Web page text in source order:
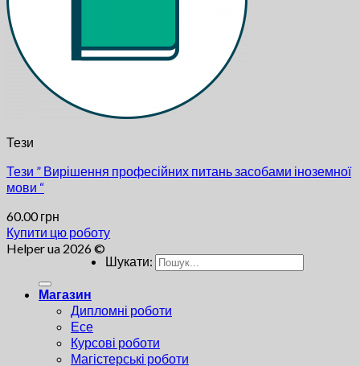
Тези
Тези ” Вирішення професійних питань засобами іноземної
мови “
60.00грн
Купити цю роботу
Helper ua 2026 ©
Шукати:
Магазин
Дипломні роботи
Есе
Курсові роботи
Магістерські роботи